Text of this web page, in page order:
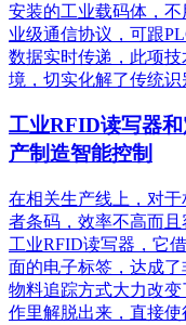
安装的工业载码体，
业级通信协议，可跟
数据实时传递，此项
境，切实化解了传统识
工业RFID读写器
产制造智能控制
在相关生产线上，对
者条码，效率不高而
工业RFID读写器，它
面的电子标签，达成
物料追踪方式大力改
作里解脱出来，直接